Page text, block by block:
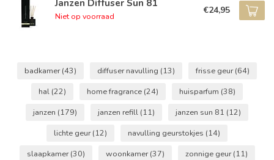
Janzen Diffuser Sun 81
Niet op voorraad
€24,95
badkamer(43) diffuser navulling (13) frisse geur(64)
hal (22) home fragrance (24) huisparfum (38)
janzen (179) janzen refill (11) janzen sun 81 (12)
lichte geur(12) navulling geurstokjes (14)
slaapkamer(30) woonkamer(37) zonnige geur(11)